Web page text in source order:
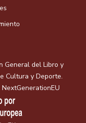
General del Libro y
Cultura y Deporte.